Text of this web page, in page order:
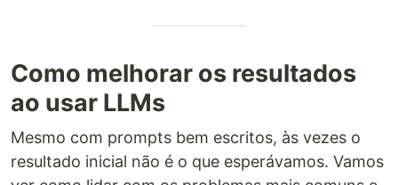
Como melhorar os resultados
ao usar LLMs
Mesmo com prompts bem escritos, às vezes o
resultado inicial não é o que esperávamos. Vamos